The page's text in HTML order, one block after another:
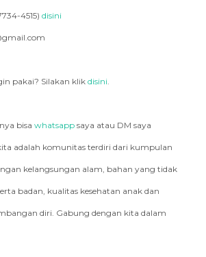
4515) disini
pakai? Silakan klik disini.
bisa whatsapp saya atau DM saya
adalah komunitas terdiri dari kumpulan
kelangsungan alam, bahan yang tidak
badan, kualitas kesehatan anak dan
diri. Gabung dengan kita dalam